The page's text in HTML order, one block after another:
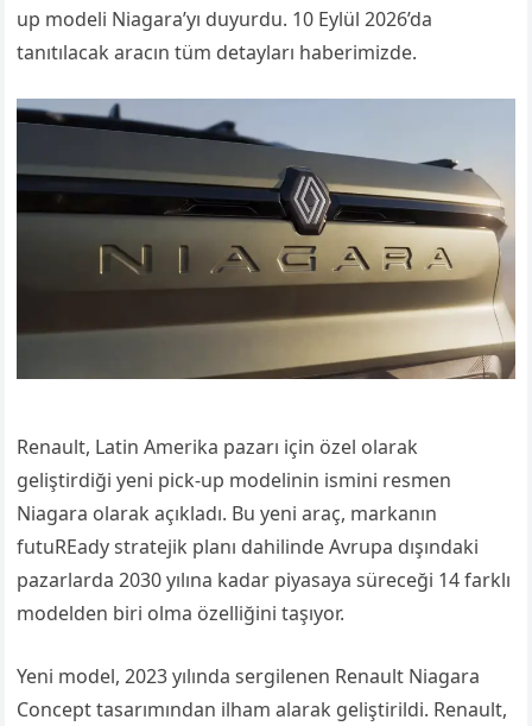
up modeli Niagara’yı duyurdu. 10 Eylül 2026’da
tanıtılacak aracın tüm detayları haberimizde.
Renault, Latin Amerika pazarı için özel olarak
geliştirdiği yeni pick-up modelinin ismini resmen
Niagara olarak açıkladı. Bu yeni araç, markanın
futuREady stratejik planı dahilinde Avrupa dışındaki
pazarlarda 2030 yılına kadar piyasaya süreceği 14 farklı
modelden biri olma özelliğini taşıyor.
Yeni model, 2023 yılında sergilenen Renault Niagara
Concept tasarımından ilham alarak geliştirildi. Renault,